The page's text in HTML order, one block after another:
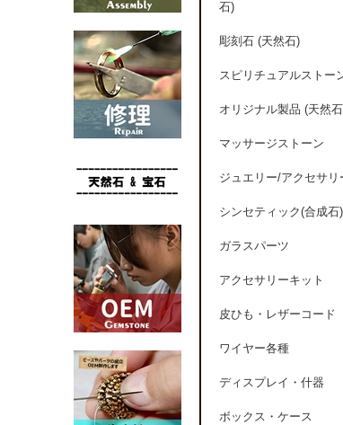
石)
彫刻石 (天然石)
スピリチュアルストー
オリジナル製品 (天然
マッサージストーン
ジュエリー/アクセサリ
シンセティック(合成石)
ガラスパーツ
アクセサリーキット
皮ひも・レザーコード
ワイヤー各種
ディスプレイ・什器
ボックス・ケース